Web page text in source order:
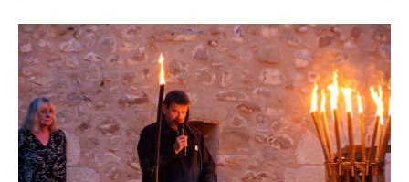
Colmars, quasi completamente distrutta da un violento
incendio che fece molte vittime, celebra questa tragedia in
memoria dei suoi abitanti che hanno pagato con la vita.
Una fiaccolata e un racconto dell'incendio scandiscono
questa serata di ricordo.